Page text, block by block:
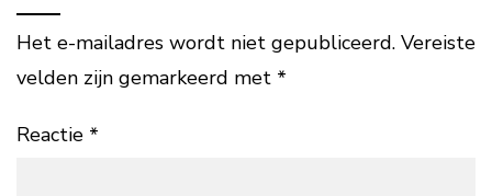
Het e-mailadres wordt niet gepubliceerd. Vereiste
velden zijn gemarkeerd met *
Reactie *